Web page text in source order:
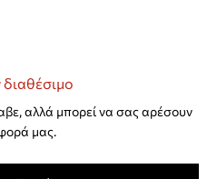
διαθέσιμο
αλλά μπορεί να σας αρέσουν
μας.